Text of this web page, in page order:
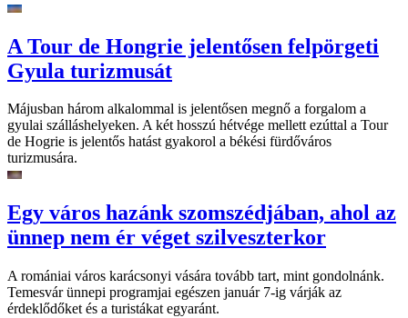
A Tour de Hongrie jelentősen felpörgeti
Gyula turizmusát
Májusban három alkalommal is jelentősen megnő a forgalom a
gyulai szálláshelyeken. A két hosszú hétvége mellett ezúttal a Tour
de Hogrie is jelentős hatást gyakorol a békési fürdőváros
turizmusára.
Egy város hazánk szomszédjában, ahol az
ünnep nem ér véget szilveszterkor
A romániai város karácsonyi vására tovább tart, mint gondolnánk.
Temesvár ünnepi programjai egészen január 7-ig várják az
érdeklődőket és a turistákat egyaránt.